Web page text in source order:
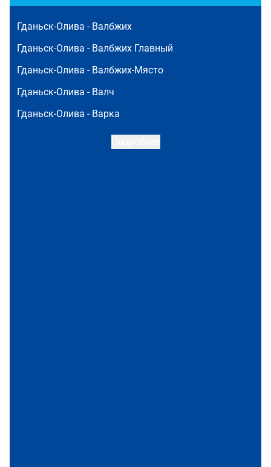
Гданьск-Олива - Валбжих
Гданьск-Олива - Валбжих Главный
Гданьск-Олива - Валбжих-Място
Гданьск-Олива - Валч
Гданьск-Олива - Варка